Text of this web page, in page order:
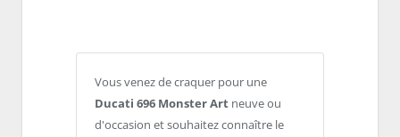
Vous venez de craquer pour une
Ducati 696 Monster Art neuve ou
d'occasion et souhaitez connaître le